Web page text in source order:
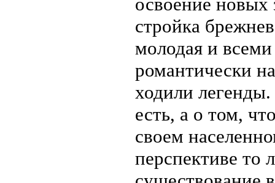
стройка
молодая и
романтически
ходили
есть, а о том,
своем
перспективе то